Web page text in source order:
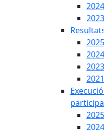
2024
2023
2025
2024
2025
2024